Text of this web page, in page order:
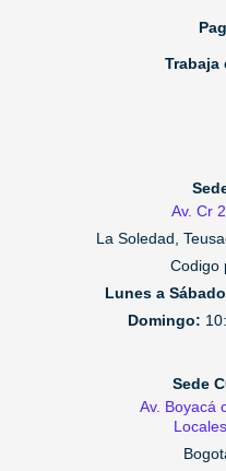
Av. Cr
La Soledad,
Codigo
Lunes a
Domingo:
Sede
Av. Boyacá